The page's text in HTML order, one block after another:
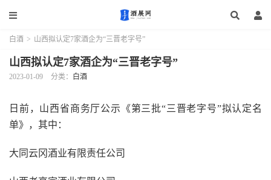
白酒 > 山西拟认定7家酒企为“三晋老字号”
山西拟认定7家酒企为“三晋老字号”
2023-01-09 分类： 白酒
日前，山西省商务厅公示《第三批“三晋老字号”拟认定名
单》，其中：
大同云冈酒业有限责任公司